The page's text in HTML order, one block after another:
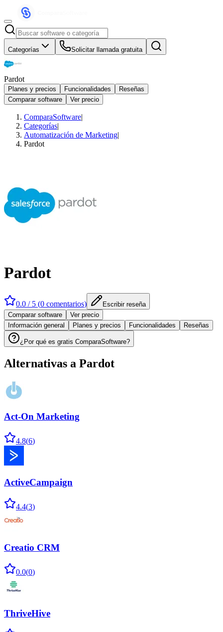
Categorías Solicitar llamada gratuita
Pardot
Planes y precios Funcionalidades
Reseñas
Comparar software
Ver precio
ComparaSoftware|
Categorías|
Automatización de Marketing|
Pardot
Pardot
0.0 / 5 (0 comentarios)
Escribir reseña
Comparar software
Ver precio
Información general
Planes y precios Funcionalidades Reseñas
¿Por qué es gratis ComparaSoftware?
Alternativas a Pardot
Act-On Marketing
4.8(6)
ActiveCampaign
4.4(3)
Creatio CRM
0.0(0)
ThriveHive